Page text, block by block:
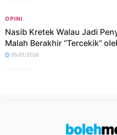
OPINI
Nasib Kretek Walau Jadi
Malah Berakhir “Tercekik”
05/01/2026